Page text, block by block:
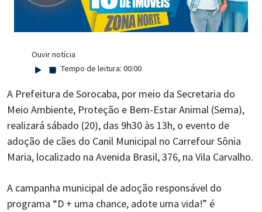
Ouvir notícia
Tempo de leitura: 00:00
A Prefeitura de Sorocaba, por meio da Secretaria do
Meio Ambiente, Proteção e Bem-Estar Animal (Sema),
realizará sábado (20), das 9h30 às 13h, o evento de
adoção de cães do Canil Municipal no Carrefour Sônia
Maria, localizado na Avenida Brasil, 376, na Vila Carvalho.
A campanha municipal de adoção responsável do
programa “D + uma chance, adote uma vida!” é